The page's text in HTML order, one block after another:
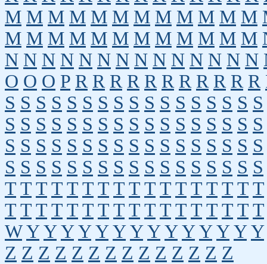
M M M M M M M M M M M M
M M M M M M M M M M M M
N N N N N N N N N N N N N N
O O O P R R R R R R R R R R R
S S S S S S S S S S S S S S S S S
S S S S S S S S S S S S S S S S S
S S S S S S S S S S S S S S S S S
S S S S S S S S S S S S S S S S S
T T T T T T T T T T T T T T T T T
T T T T T T T T T T T T T T T T T
W Y Y Y Y Y Y Y Y Y Y Y Y Y Y
Z Z Z Z Z Z Z Z Z Z Z Z Z Z